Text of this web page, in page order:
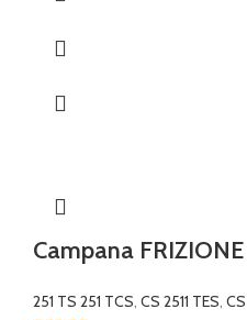
Campana
251 TS 251 TCS, CS 2511 TES,